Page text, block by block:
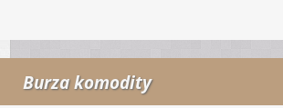
Burza komodity